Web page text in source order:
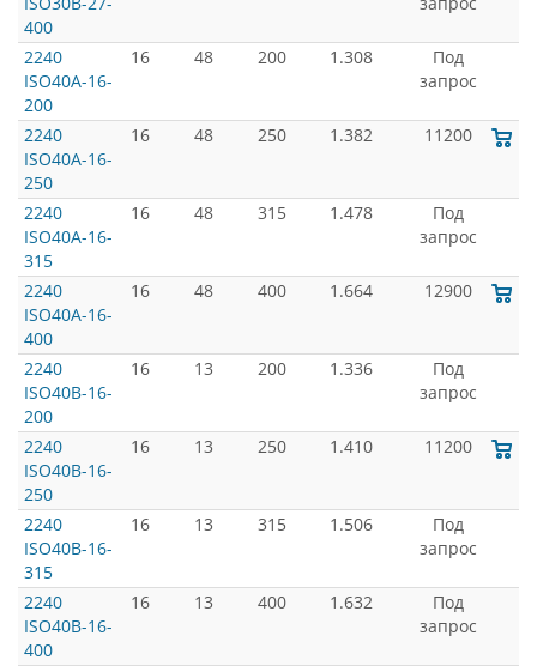
400
2240
ISO40A-16-
200
16 48 200 1.308
Под
запрос
2240
ISO40A-16-
250
16 48 250 1.382 11200
2240
ISO40A-16-
315
16 48 315 1.478
Под
запрос
2240
ISO40A-16-
400
16 48 400 1.664 12900
2240
ISO40B-16-
200
16 13 200 1.336
Под
запрос
2240
ISO40B-16-
250
16 13 250 1.410 11200
2240
ISO40B-16-
315
16 13 315 1.506
Под
запрос
2240
ISO40B-16-
400
16 13 400 1.632
Под
запрос